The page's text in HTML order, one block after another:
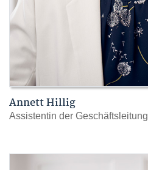
Annett Hillig
Assistentin der Geschäftsleitung